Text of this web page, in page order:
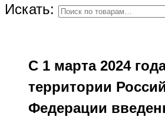
Искать:
С 1 марта 2024
территории
Федерации